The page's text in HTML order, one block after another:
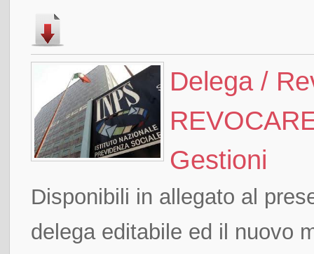
Delega /
Gestioni
Disponibili in allegato al
delega editabile ed il nuovo